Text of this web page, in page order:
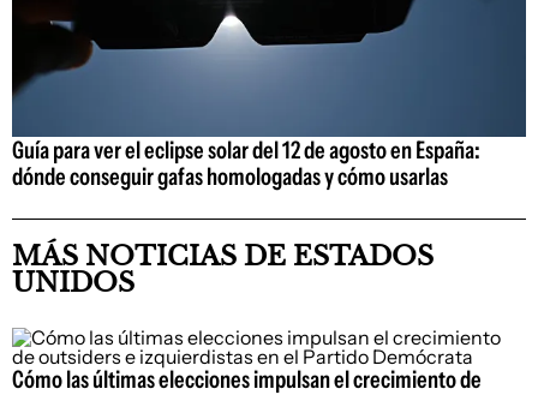
Guía para ver el eclipse solar del 12 de agosto en España:
dónde conseguir gafas homologadas y cómo usarlas
MÁS NOTICIAS DE ESTADOS
UNIDOS
Cómo las últimas elecciones impulsan el crecimiento de